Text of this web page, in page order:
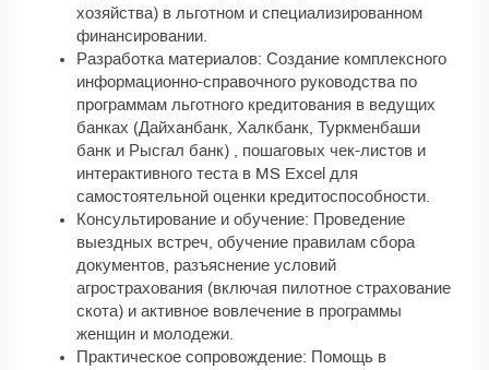
хозяйства) в льготном и специализированном
финансировании.
Разработка материалов: Создание комплексного
информационно-справочного руководства по
программам льготного кредитования в ведущих
банках (Дайханбанк, Халкбанк, Туркменбаши
банк и Рысгал банк) , пошаговых чек-листов и
интерактивного теста в MS Excel для
самостоятельной оценки кредитоспособности.
Консультирование и обучение: Проведение
выездных встреч, обучение правилам сбора
документов, разъяснение условий
агрострахования (включая пилотное страхование
скота) и активное вовлечение в программы
женщин и молодежи.
Практическое сопровождение: Помощь в